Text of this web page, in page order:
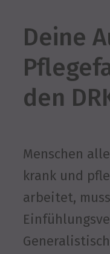
Deine
den
Menschen
krank und
arbeitet,